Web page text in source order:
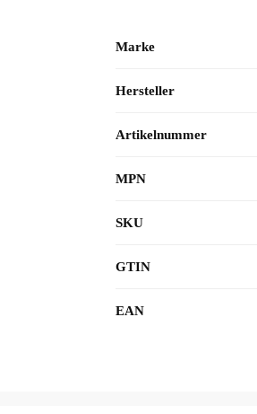
Marke
Hersteller
Artikelnummer
MPN
SKU
GTIN
EAN